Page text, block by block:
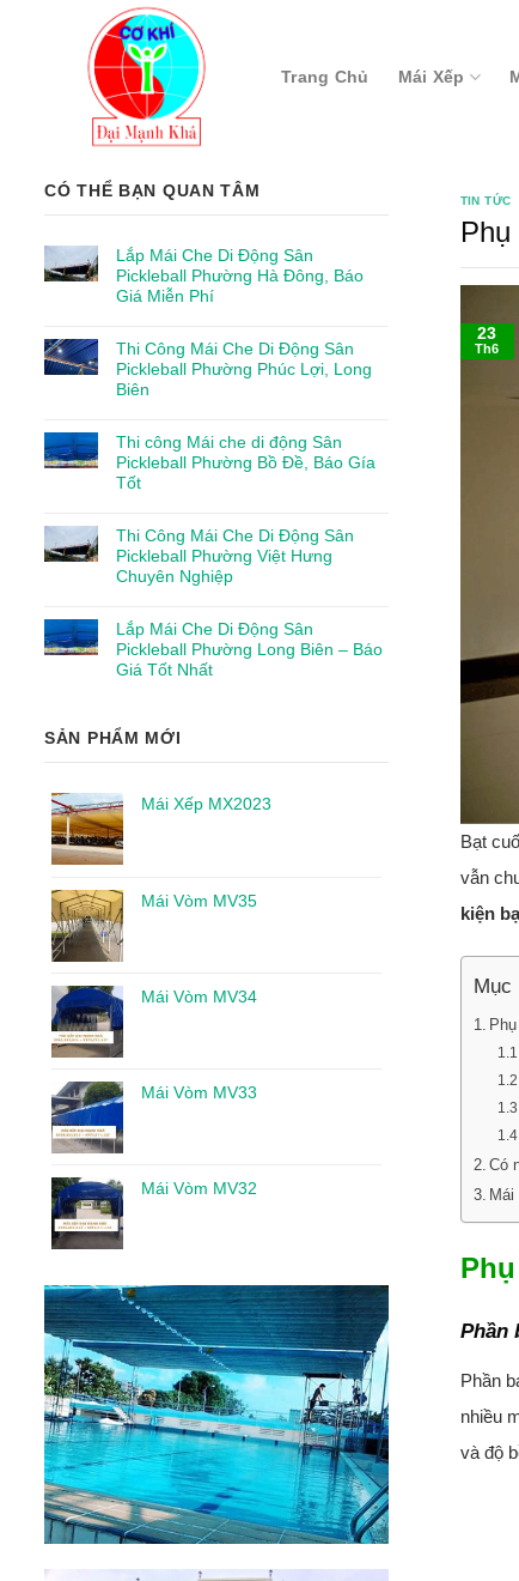
Trang Chủ Mái Xếp
CÓ THỂ BẠN QUAN TÂM
Lắp Mái Che Di Động Sân
Pickleball Phường Hà Đông, Báo
Giá Miễn Phí
Thi Công Mái Che Di Động Sân
Pickleball Phường Phúc Lợi, Long
Biên
Thi công Mái che di động Sân
Pickleball Phường Bồ Đề, Báo Gía
Tốt
Thi Công Mái Che Di Động Sân
Pickleball Phường Việt Hưng
Chuyên Nghiệp
Lắp Mái Che Di Động Sân
Pickleball Phường Long Biên – Báo
Giá Tốt Nhất
SẢN PHẨM MỚI
Mái Xếp MX2023
Mái Vòm MV35
Mái Vòm MV34
Mái Vòm MV33
Mái Vòm MV32
TIN TỨC
23
Th6
Bạt
vẫn
kiện
Mục
Có
Phần
Phần
nhiều
và độ